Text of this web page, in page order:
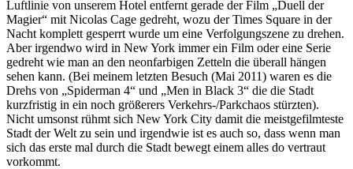
Luftlinie von unserem Hotel entfernt gerade der Film „Duell der
Magier“ mit Nicolas Cage gedreht, wozu der Times Square in der
Nacht komplett gesperrt wurde um eine Verfolgungszene zu drehen.
Aber irgendwo wird in New York immer ein Film oder eine Serie
gedreht wie man an den neonfarbigen Zetteln die überall hängen
sehen kann. (Bei meinem letzten Besuch (Mai 2011) waren es die
Drehs von „Spiderman 4“ und „Men in Black 3“ die die Stadt
kurzfristig in ein noch größerers Verkehrs-/Parkchaos stürzten).
Nicht umsonst rühmt sich New York City damit die meistgefilmteste
Stadt der Welt zu sein und irgendwie ist es auch so, dass wenn man
sich das erste mal durch die Stadt bewegt einem alles do vertraut
vorkommt.